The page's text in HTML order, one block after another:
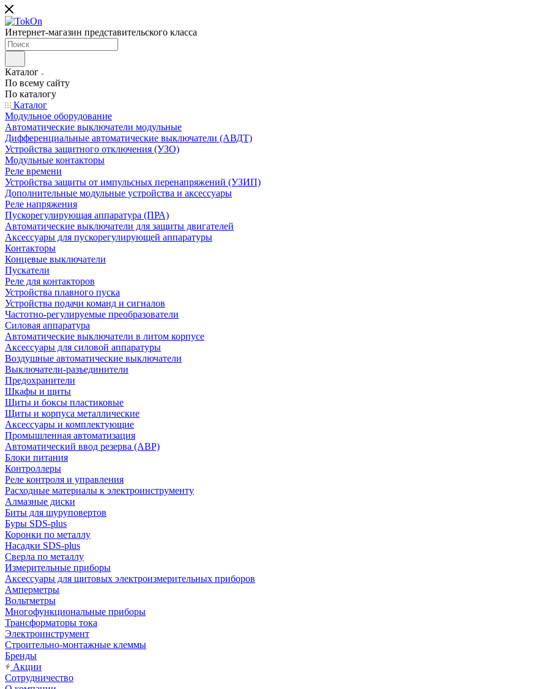
Интернет-магазин представительского класса
Каталог
По всему сайту
По каталогу
Каталог
Модульное оборудование
Автоматические выключатели модульные
Дифференциальные автоматические выключатели (АВДТ)
Устройства защитного отключения (УЗО)
Модульные контакторы
Реле времени
Устройства защиты от импульсных перенапряжений (УЗИП)
Дополнительные модульные устройства и аксессуары
Реле напряжения
Пускорегулирующая аппаратура (ПРА)
Автоматические выключатели для защиты двигателей
Аксессуары для пускорегулирующей аппаратуры
Контакторы
Концевые выключатели
Пускатели
Реле для контакторов
Устройства плавного пуска
Устройства подачи команд и сигналов
Частотно-регулируемые преобразователи
Силовая аппаратура
Автоматические выключатели в литом корпусе
Аксессуары для силовой аппаратуры
Воздушные автоматические выключатели
Выключатели-разъединители
Предохранители
Шкафы и щиты
Щиты и боксы пластиковые
Щиты и корпуса металлические
Аксессуары и комплектующие
Промышленная автоматизация
Автоматический ввод резерва (АВР)
Блоки питания
Контроллеры
Реле контроля и управления
Расходные материалы к электроинструменту
Алмазные диски
Биты для шуруповертов
Буры SDS-plus
Коронки по металлу
Насадки SDS-plus
Сверла по металлу
Измерительные приборы
Аксессуары для щитовых электроизмерительных приборов
Амперметры
Вольтметры
Многофункциональные приборы
Трансформаторы тока
Электроинструмент
Строительно-монтажные клеммы
Бренды
Акции
Сотрудничество